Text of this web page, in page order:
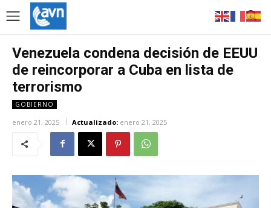
Venezuela condena decisión de EEUU
de reincorporar a Cuba en lista de
terrorismo
GOBIERNO
enero 21, 2025 Actualizado: enero 21, 2025